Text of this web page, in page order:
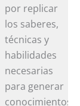
por replicar
los saberes,
técnicas y
habilidades
necesarias
para generar
conocimientos